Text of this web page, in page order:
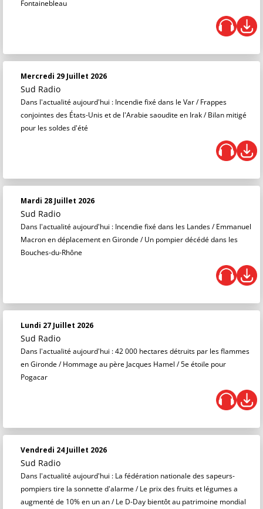
Fontainebleau
Mercredi 29 Juillet 2026
Sud Radio
Dans l'actualité aujourd'hui : Incendie fixé dans le Var / Frappes
conjointes des États-Unis et de l'Arabie saoudite en Irak / Bilan mitigé
pour les soldes d'été
Mardi 28 Juillet 2026
Sud Radio
Dans l'actualité aujourd'hui : Incendie fixé dans les Landes / Emmanuel
Macron en déplacement en Gironde / Un pompier décédé dans les
Bouches-du-Rhône
Lundi 27 Juillet 2026
Sud Radio
Dans l'actualité aujourd'hui : 42 000 hectares détruits par les flammes
en Gironde / Hommage au père Jacques Hamel / 5e étoile pour
Pogacar
Vendredi 24 Juillet 2026
Sud Radio
Dans l'actualité aujourd'hui : La fédération nationale des sapeurs-
pompiers tire la sonnette d'alarme / Le prix des fruits et légumes a
augmenté de 10% en un an / Le D-Day bientôt au patrimoine mondial